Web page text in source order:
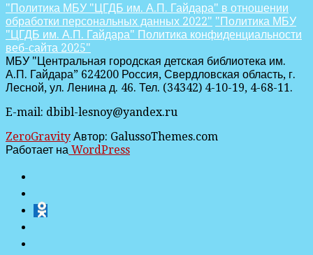
"Политика МБУ "ЦГДБ им. А.П. Гайдара" в отношении
обработки персональных данных 2022" "Политика МБУ
"ЦГДБ им. А.П. Гайдара" Политика конфиденциальности
веб-сайта 2025"
МБУ "Центральная городская детская библиотека им.
А.П. Гайдара” 624200 Россия, Свердловская область, г.
Лесной, ул. Ленина д. 46. Тел. (34342) 4-10-19, 4-68-11.
E-mail: dbibl-lesnoy@yandex.ru
ZeroGravity Автор: GalussoThemes.com
Работает на WordPress